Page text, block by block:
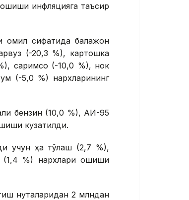
инфляцияга таъсир
омил сифатида бақлажон
(-20,3 %), картошка
саримсоқ (-10,0 %), нок
(-5,0 %) нархларининг
бензин (10,0 %), АИ-95
кузатилди.
учун ҳақ тўлаш (2,7 %),
(1,4 %) нархлари ошиши
нуқталаридан 2 млндан